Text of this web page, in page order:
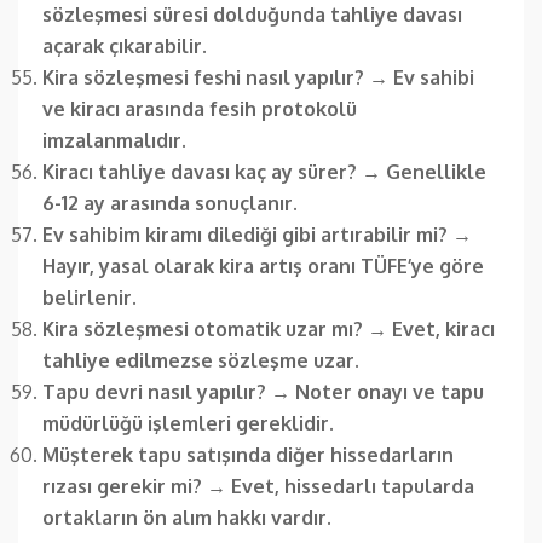
sözleşmesi süresi dolduğunda tahliye davası
açarak çıkarabilir.
Kira sözleşmesi feshi nasıl yapılır? → Ev sahibi
ve kiracı arasında fesih protokolü
imzalanmalıdır.
Kiracı tahliye davası kaç ay sürer? → Genellikle
6-12 ay arasında sonuçlanır.
Ev sahibim kiramı dilediği gibi artırabilir mi? →
Hayır, yasal olarak kira artış oranı TÜFE’ye göre
belirlenir.
Kira sözleşmesi otomatik uzar mı? → Evet, kiracı
tahliye edilmezse sözleşme uzar.
Tapu devri nasıl yapılır? → Noter onayı ve tapu
müdürlüğü işlemleri gereklidir.
Müşterek tapu satışında diğer hissedarların
rızası gerekir mi? → Evet, hissedarlı tapularda
ortakların ön alım hakkı vardır.